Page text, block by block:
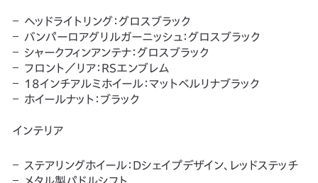
ヘッドライトリング：グロスブラック
バンパーロアグリルガーニッシュ：グロスブラック
シャークフィンアンテナ：グロスブラック
フロント／リア：RSエンブレム
18インチアルミホイール：マットベルリナブラック
ホイールナット：ブラック
インテリア
ステアリングホイール：Dシェイプデザイン、レッドステッチ